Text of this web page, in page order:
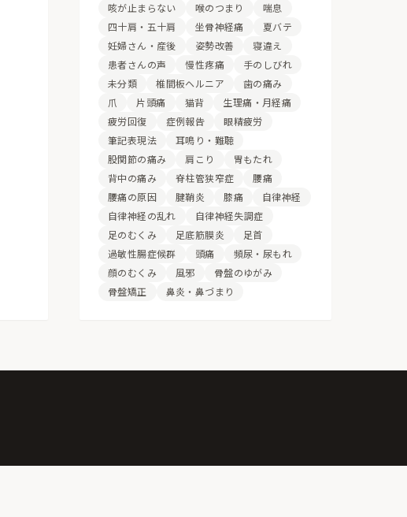
咳が止まらない
喉のつまり
喘息
四十肩・五十肩
坐骨神経痛
夏バテ
妊婦さん・産後
姿勢改善
寝違え
患者さんの声
慢性疼痛
手のしびれ
未分類
椎間板ヘルニア
歯の痛み
爪
片頭痛 猫背
生理痛・月経痛
疲労回復
症例報告
眼精疲労
筆記表現法
耳鳴り・難聴
股関節の痛み
肩こり
胃もたれ
背中の痛み
脊柱管狭窄症
腰痛
腰痛の原因
腱鞘炎 膝痛
自律神経
自律神経の乱れ
自律神経失調症
足のむくみ
足底筋膜炎
足首
過敏性腸症候群
頭痛
頻尿・尿もれ
顔のむくみ
風邪
骨盤のゆがみ
骨盤矯正
鼻炎・鼻づまり